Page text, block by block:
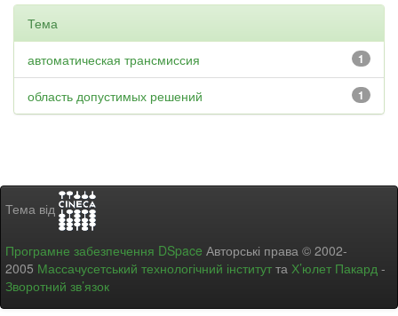
Тема
1
автоматическая трансмиссия
1
область допустимых решений
Тема від
Програмне забезпечення DSpace Авторські права © 2002-
2005 Массачусетський технологічний інститут та Х’юлет Пакард -
Зворотний зв’язок